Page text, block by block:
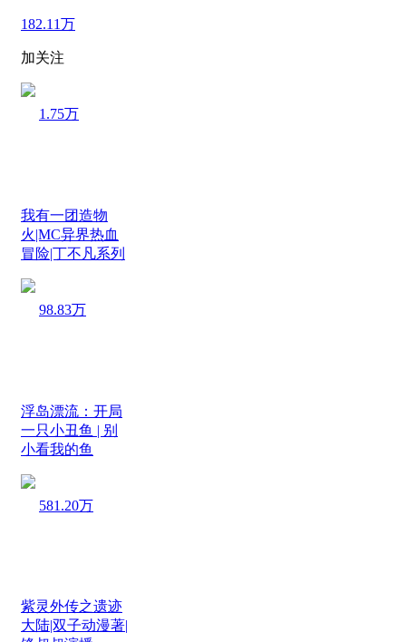
182.11万
加关注
1.75万
我有一团造物
火|MC异界热血
冒险|丁不凡系列
98.83万
浮岛漂流：开局
一只小丑鱼 | 别
小看我的鱼
581.20万
紫灵外传之遗迹
大陆|双子动漫著|